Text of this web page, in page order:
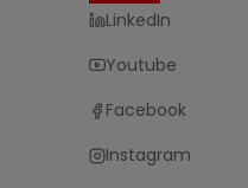
LinkedIn
Youtube
Facebook
Instagram